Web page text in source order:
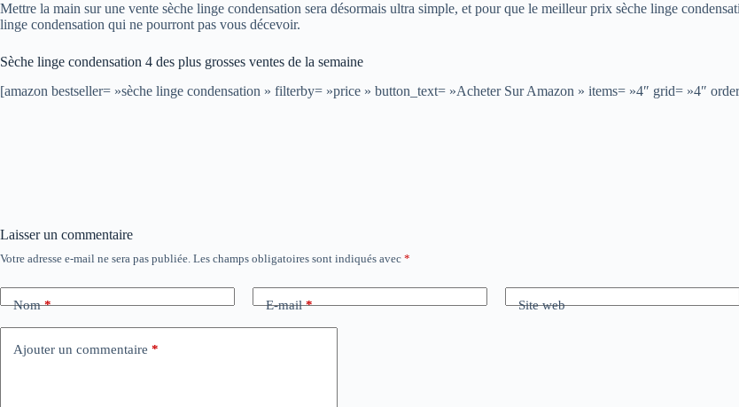
Mettre la main sur une vente sèche linge condensation sera désormais ultra simple, et pour que le meilleur prix sèche linge
linge condensation qui ne pourront pas vous décevoir.
Sèche linge condensation 4 des plus grosses ventes de la semaine
[amazon bestseller= »sèche linge condensation » filterby= »price » button_text= »Acheter Sur Amazon » items= »4″ grid= »4″
Laisser un commentaire
Votre adresse e-mail ne sera pas publiée. Les champs obligatoires sont indiqués avec *
Nom* E-mail* Site web
Ajouter un commentaire *